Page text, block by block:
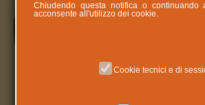
Novità: Casa del Sole
podcast di Casa del Sole.
Chiudendo questa notifica o
acconsente all'utilizzo dei cookie.
Cookie tecnici e di